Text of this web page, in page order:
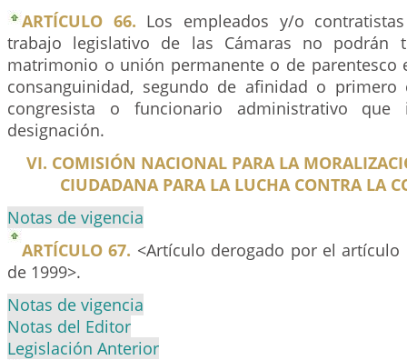
ARTÍCULO 66. Los empleados y/o
trabajo legislativo de las Cámaras no podrán
matrimonio o unión permanente o de parentesco
consanguinidad, segundo de afinidad o
congresista o funcionario administrativo que
designación.
VI. COMISIÓN NACIONAL PARA LA
CIUDADANA PARA LA LUCHA CONTRA LA
Notas de vigencia
ARTÍCULO 67. <Artículo derogado por el artículo
de 1999>.
Notas de vigencia
Notas del Editor
Legislación Anterior